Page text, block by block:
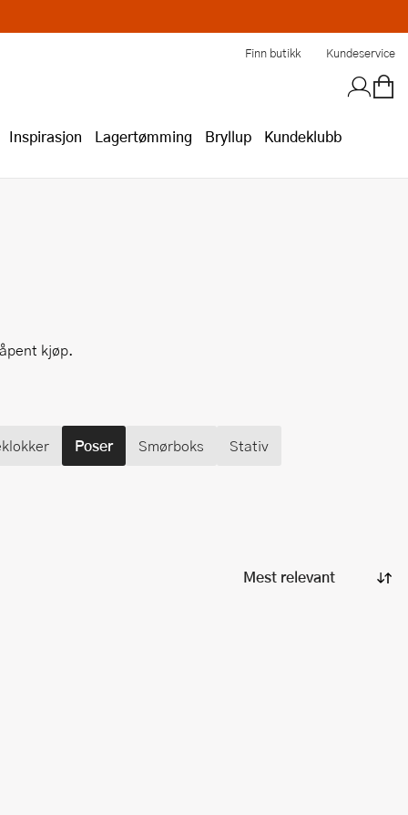
Finn butikk Kundeservice
Inspirasjon Lagertømming Bryllup Kundeklubb
kjøp.
Poser Smørboks Stativ